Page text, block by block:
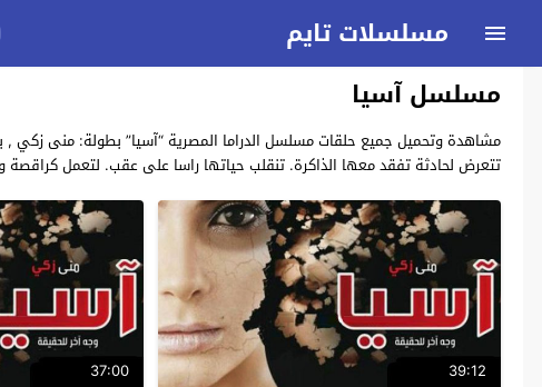
مسلسلات تايم
مسلسل آسيا
تتعرض لحادثة تفقد معها الذاكرة. تنقلب حياتها راسا على عقب. لتعمل
39:12
37:00